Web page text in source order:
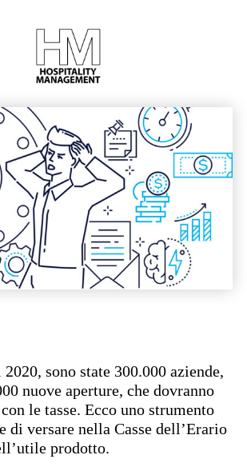
sono state 300.000 aziende,
nuove aperture, che dovranno
le tasse. Ecco uno strumento
di versare nella Casse dell’Erario
prodotto.